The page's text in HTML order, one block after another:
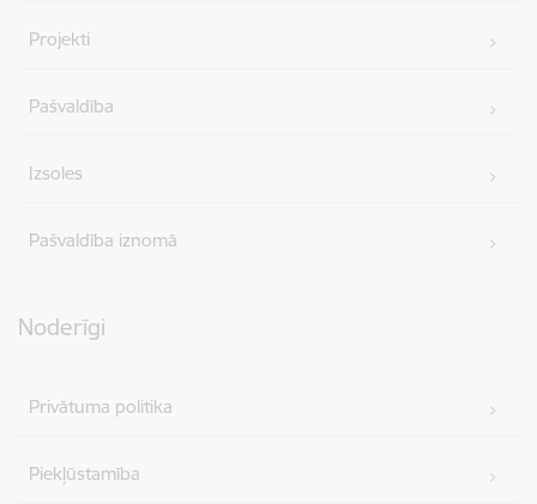
Projekti
Pašvaldība
Izsoles
Pašvaldība iznomā
Noderīgi
Privātuma politika
Piekļūstamība